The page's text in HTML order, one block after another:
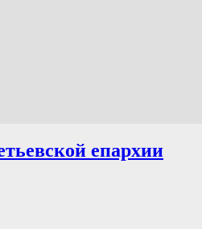
епархии